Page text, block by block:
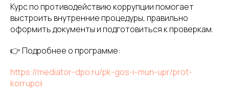
Курс по противодействию коррупции помогает
выстроить внутренние процедуры, правильно
оформить документы и подготовиться к проверкам.
👉 Подробнее о программе:
https://mediator-dpo.ru/pk-gos-i-mun-upr/prot-
korrupcii